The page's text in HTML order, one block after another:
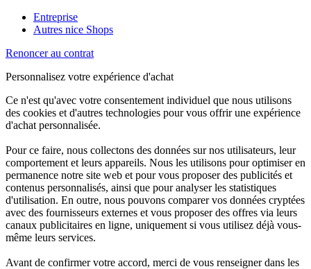
Entreprise
Autres nice Shops
Renoncer au contrat
Personnalisez votre expérience d'achat
Ce n'est qu'avec votre consentement individuel que nous utilisons
des cookies et d'autres technologies pour vous offrir une expérience
d'achat personnalisée.
Pour ce faire, nous collectons des données sur nos utilisateurs, leur
comportement et leurs appareils. Nous les utilisons pour optimiser en
permanence notre site web et pour vous proposer des publicités et
contenus personnalisés, ainsi que pour analyser les statistiques
d'utilisation. En outre, nous pouvons comparer vos données cryptées
avec des fournisseurs externes et vous proposer des offres via leurs
canaux publicitaires en ligne, uniquement si vous utilisez déjà vous-
même leurs services.
Avant de confirmer votre accord, merci de vous renseigner dans les